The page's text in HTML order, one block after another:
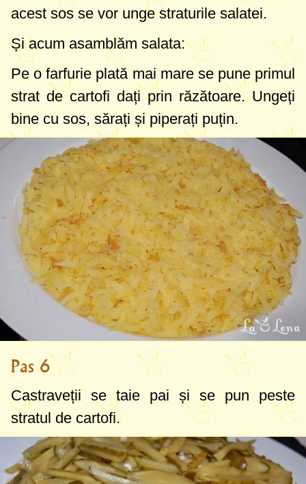
acest sos se vor unge straturile salatei.
Și acum asamblăm salata:
Pe o farfurie plată mai mare se pune primul
strat de cartofi dați prin răzătoare. Ungeți
bine cu sos, sărați și piperați puțin.
Pas 6
Castraveții se taie pai și se pun peste
stratul de cartofi.